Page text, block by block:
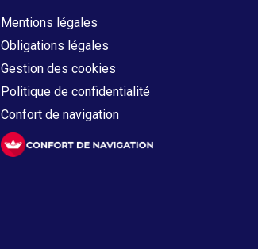
Mentions légales
Obligations légales
Gestion des cookies
Politique de confidentialité
Confort de navigation